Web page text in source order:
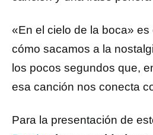
«En el cielo de la boca»
cómo sacamos a la
los pocos segundos que,
esa canción nos conecta
Para la presentación de